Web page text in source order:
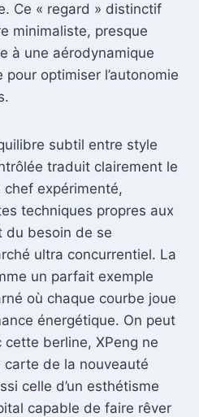
Ce « regard » distinctif
minimaliste, presque
à une aérodynamique
optimiser l’autonomie
subtil entre style
traduit clairement le
chef expérimenté,
techniques propres aux
du besoin de se
ultra concurrentiel. La
un parfait exemple
où chaque courbe joue
énergétique. On peut
cette berline, XPeng ne
carte de la nouveauté
celle d’un esthétisme
capable de faire rêver